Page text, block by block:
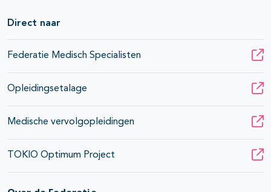
Direct naar
Federatie Medisch Specialisten
Opleidingsetalage
Medische vervolgopleidingen
TOKIO Optimum Project